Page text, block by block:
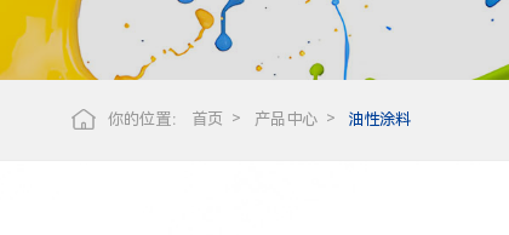
你的位置： 首页 产品中心 油性涂料